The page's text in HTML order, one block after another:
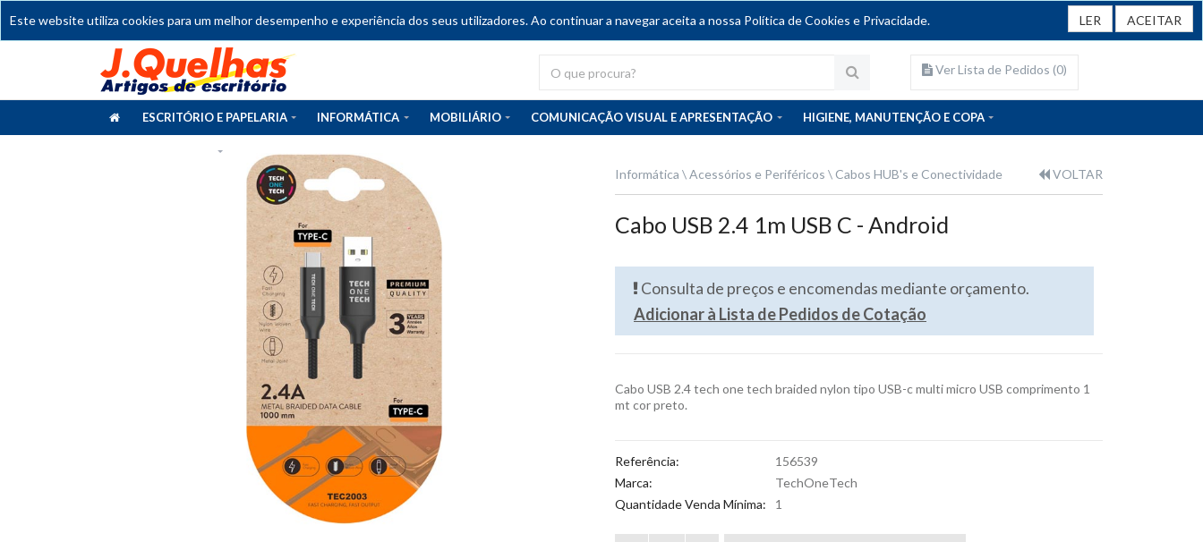
Este website utiliza cookies para um melhor desempenho e experiência dos seus utilizadores. Ao continuar a navegar aceita a nossa Política de Cookies e Privacidade. LER ACEITAR
Ver Lista de Pedidos (0)
ESCRITÓRIO E PAPELARIA INFORMÁTICA MOBILIÁRIO COMUNICAÇÃO VISUAL E APRESENTAÇÃO HIGIENE, MANUTENÇÃO E COPA
Informática Acessórios e Periféricos Cabos HUB's e Conectividade VOLTAR
Cabo USB 2.4 1m USB C - Android
Consulta de preços e encomendas mediante orçamento.
Adicionar à Lista de Pedidos de Cotação
Cabo USB 2.4 tech one tech braided nylon tipo USB-c multi micro USB comprimento 1
mt cor preto.
Referência:
156539
Marca:
TechOneTech
Quantidade Venda Mínima:
1